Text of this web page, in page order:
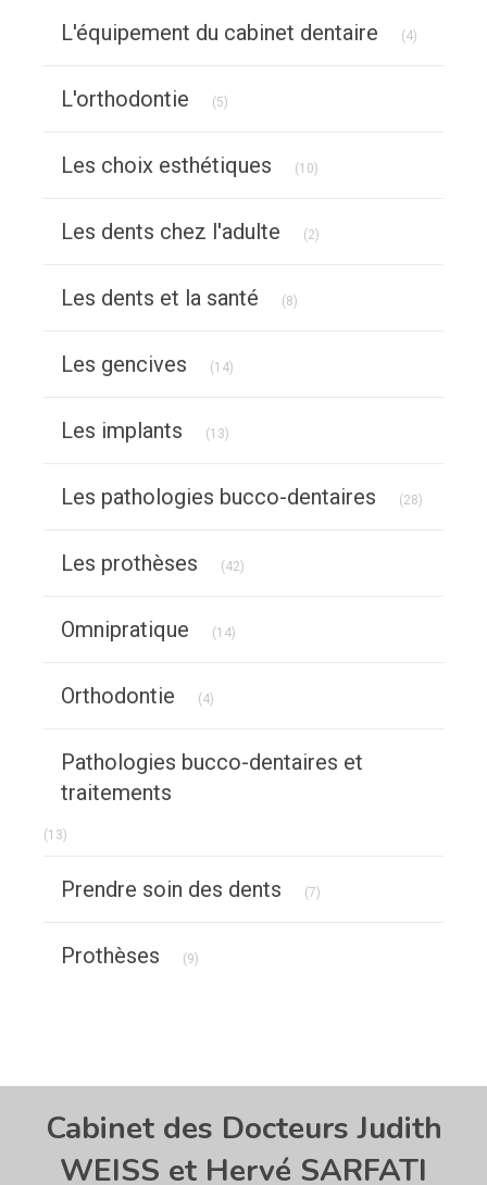
L'équipement du cabinet dentaire (4)
L'orthodontie (5)
Les choix esthétiques (10)
Les dents chez l'adulte (2)
Les dents et la santé (8)
Les gencives (14)
Les implants (13)
Les pathologies bucco-dentaires (28)
Les prothèses (42)
Omnipratique (14)
Orthodontie (4)
Pathologies bucco-dentaires et
traitements
(13)
Prendre soin des dents (7)
Prothèses (9)
Cabinet des Docteurs Judith
WEISS et Hervé SARFATI